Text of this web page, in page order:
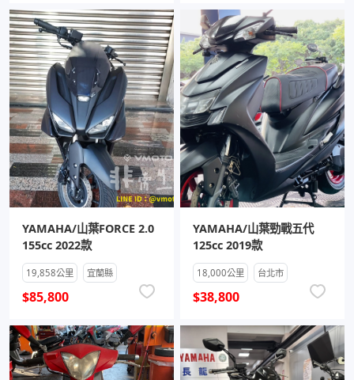
YAMAHA/山葉FORCE 2.0
155cc 2022款
19,858公里 宜蘭縣
$85,800
YAMAHA/山葉勁戰五代
125cc 2019款
18,000公里 台北市
$38,800